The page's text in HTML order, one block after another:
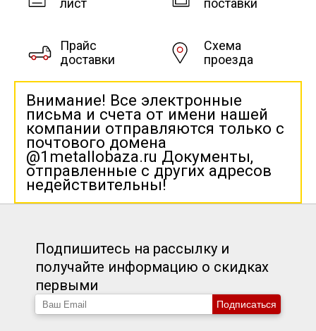
лист
поставки
Прайс
доставки
Схема
проезда
Внимание! Все электронные
письма и счета от имени нашей
компании отправляются только с
почтового домена
@1metallobaza.ru Документы,
отправленные с других адресов
недействительны!
Подпишитесь на рассылку и
получайте информацию о скидках
первыми
Подписаться